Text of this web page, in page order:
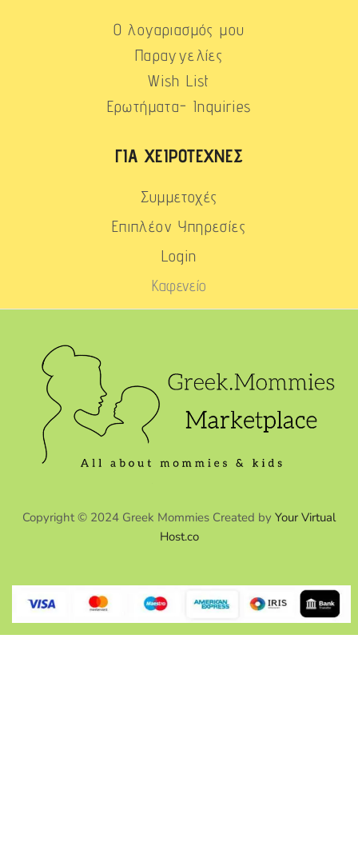
Ο λογαριασμός μου
Παραγγελίες
Wish List
Ερωτήματα- Inquiries
ΓΙΑ ΧΕΙΡΟΤΈΧΝΕΣ
Συμμετοχές
Επιπλέον Υπηρεσίες
Login
Καφενείο
Copyright © 2024 Greek Mommies Created by Your Virtual
Host.co